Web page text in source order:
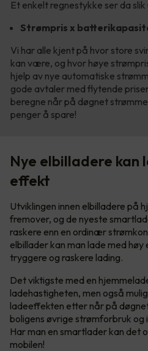
Et enkelt regnestykke ser da slik
Strømpris x
Vi har alle kjent på hvor store
kan være, og hvor høye
hjelp av nye automatiske
gode avtaler med flytende
beregne når på døgnet
penger å spare!
Nye elbilladere kan
effekt
Utviklingen innen elbilladere på
fremover, og de nyeste
raskere enn en ordinær
elbillader kan man lade med
tryggere og raskere lading.
Det viktigste med en
ladehastigheten, men også
ladeeffekten etter når på
boligens øvrige strømforbruk og
Har man en smartlader kan det
mobilen!